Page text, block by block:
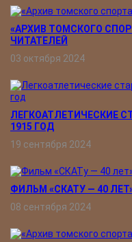
«АРХИВ ТОМСКОГО
ЧИТАТЕЛЕЙ
03 октября 2024
ЛЕГКОАТЛЕТИЧЕСКИЕ
1915 ГОД
19 сентября 2024
ФИЛЬМ «СКАТУ ― 40
08 сентября 2024